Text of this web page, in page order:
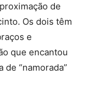
de
Os dois têm
e
que encantou
“namorada”